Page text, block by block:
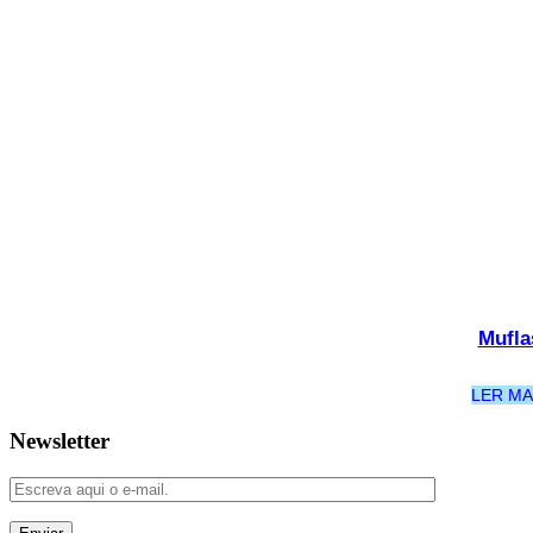
LER
Newsletter